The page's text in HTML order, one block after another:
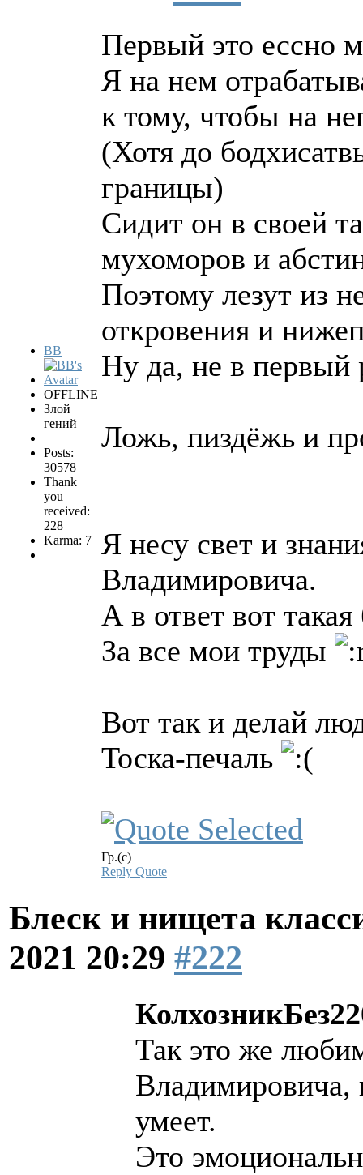
BB
OFFLINE
Злой
гений
Posts:
30578
Thank
you
received:
228
Karma: 7
Первый это ессно
Я на нем
к тому, чтобы на
(Хотя до
границы)
Сидит он в своей
мухоморов и
Поэтому лезут из
откровения и
Ну да, не в первый
Ложь, пиздёжь и
Я несу свет и
Владимировича.
А в ответ вот
За все мои труды
Вот так и делай
Тоска-печаль
Гр.(с)
Reply Quote
Блеск и нищета
2021 20:29 #222
Так это же
Владимировича,
умеет.
Это